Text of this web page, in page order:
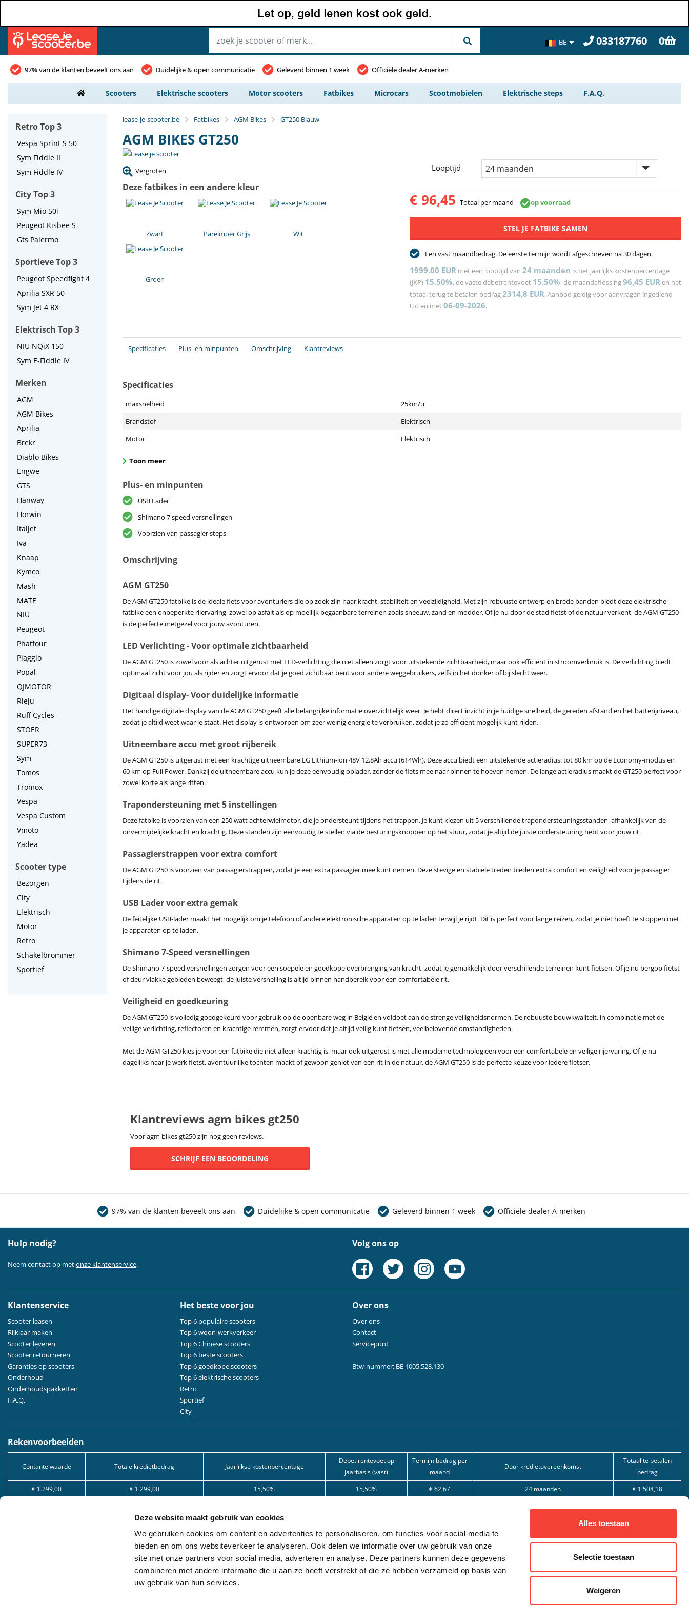
Deze website maakt gebruik van cookies
We gebruiken cookies om content en advertenties te personaliseren, om functies voor social media te
bieden en om ons websiteverkeer te analyseren. Ook delen we informatie over uw gebruik van onze
site met onze partners voor social media, adverteren en analyse. Deze partners kunnen deze gegevens
combineren met andere informatie die u aan ze heeft verstrekt of die ze hebben verzameld op basis van
uw gebruik van hun services.
Alles toestaan
Selectie toestaan
Weigeren
BE 033187760 0
97% van de klanten beveelt ons aan Duidelijke & open communicatie Geleverd binnen 1 week Officiële dealer A-merken
Scooters Elektrische scooters Motor scooters Fatbikes Microcars Scootmobielen Elektrische steps F.A.Q.
Retro Top 3
Vespa Sprint S 50
Sym Fiddle II
Sym Fiddle IV
City Top 3
Sym Mio 50i
Peugeot Kisbee S
Gts Palermo
Sportieve Top 3
Peugeot Speedfight 4
Aprilia SXR 50
Sym Jet 4 RX
Elektrisch Top 3
NIU NQiX 150
Sym E-Fiddle IV
Merken
AGM
AGM Bikes
Aprilia
Brekr
Diablo Bikes
Engwe
GTS
Hanway
Horwin
Italjet
Iva
Knaap
Kymco
Mash
MATE
NIU
Peugeot
Phatfour
Piaggio
Popal
QJMOTOR
Rieju
Ruff Cycles
STOER
SUPER73
Sym
Tomos
Tromox
Vespa
Vespa Custom
Vmoto
Yadea
Scooter type
Bezorgen
City
Elektrisch
Motor
Retro
Schakelbrommer
Sportief
lease-je-scooter.be Fatbikes AGM Bikes GT250 Blauw
AGM BIKES GT250
Vergroten
Deze fatbikes in een andere kleur
Zwart Parelmoer Grijs Wit
Groen
Looptijd
€ 96,45 Totaal per maand op voorraad
STEL JE FATBIKE SAMEN
Een vast maandbedrag. De eerste termijn wordt afgeschreven na 30 dagen.
1999.00 EUR met een looptijd van 24 maanden is het jaarlijks kostenpercentage
(JKP) 15.50%, de vaste debetrentevoet 15.50%, de maandaflossing96,45 EUR en het
totaal terug te betalen bedrag2314,8 EUR. Aanbod geldig voor aanvragen ingediend
tot en met06-09-2026.
Specificaties Plus- en minpunten Omschrijving Klantreviews
Specificaties
maxsnelheid
25km/u
Brandstof
Elektrisch
Motor
Elektrisch
Toon meer
Plus- en minpunten
USB Lader
Shimano 7 speed versnellingen
Voorzien van passagier steps
Omschrijving
AGM GT250
De AGM GT250 fatbike is de ideale fiets voor avonturiers die op zoek zijn naar kracht, stabiliteit en veelzijdigheid. Met zijn robuuste ontwerp en brede banden biedt deze elektrische
fatbike een onbeperkte rijervaring, zowel op asfalt als op moeilijk begaanbare terreinen zoals sneeuw, zand en modder. Of je nu door de stad fietst of de natuur verkent, de AGM GT250
is de perfecte metgezel voor jouw avonturen.
LED Verlichting - Voor optimale zichtbaarheid
De AGM GT250 is zowel voor als achter uitgerust met LED-verlichting die niet alleen zorgt voor uitstekende zichtbaarheid, maar ook efficiënt in stroomverbruik is. De verlichting biedt
optimaal zicht voor jou als rijder en zorgt ervoor dat je goed zichtbaar bent voor andere weggebruikers, zelfs in het donker of bij slecht weer.
Digitaal display- Voor duidelijke informatie
Het handige digitale display van de AGM GT250 geeft alle belangrijke informatie overzichtelijk weer. Je hebt direct inzicht in je huidige snelheid, de gereden afstand en het batterijniveau,
zodat je altijd weet waar je staat. Het display is ontworpen om zeer weinig energie te verbruiken, zodat je zo efficiënt mogelijk kunt rijden.
Uitneembare accu met groot rijbereik
De AGM GT250 is uitgerust met een krachtige uitneembare LG Lithium-ion 48V 12.8Ah accu (614Wh). Deze accu biedt een uitstekende actieradius: tot 80 km op de Economy-modus en
60 km op Full Power. Dankzij de uitneembare accu kun je deze eenvoudig oplader, zonder de fiets mee naar binnen te hoeven nemen. De lange actieradius maakt de GT250 perfect voor
zowel korte als lange ritten.
Trapondersteuning met 5 instellingen
Deze fatbike is voorzien van een 250 watt achterwielmotor, die je ondersteunt tijdens het trappen. Je kunt kiezen uit 5 verschillende trapondersteuningsstanden, afhankelijk van de
onvermijdelijke kracht en krachtig. Deze standen zijn eenvoudig te stellen via de besturingsknoppen op het stuur, zodat je altijd de juiste ondersteuning hebt voor jouw rit.
Passagierstrappen voor extra comfort
De AGM GT250 is voorzien van passagierstrappen, zodat je een extra passagier mee kunt nemen. Deze stevige en stabiele treden bieden extra comfort en veiligheid voor je passagier
tijdens de rit.
USB Lader voor extra gemak
De feitelijke USB-lader maakt het mogelijk om je telefoon of andere elektronische apparaten op te laden terwijl je rijdt. Dit is perfect voor lange reizen, zodat je niet hoeft te stoppen met
je apparaten op te laden.
Shimano 7-Speed versnellingen
De Shimano 7-speed versnellingen zorgen voor een soepele en goedkope overbrenging van kracht, zodat je gemakkelijk door verschillende terreinen kunt fietsen. Of je nu bergop fietst
of deur vlakke gebieden beweegt, de juiste versnelling is altijd binnen handbereik voor een comfortabele rit.
Veiligheid en goedkeuring
De AGM GT250 is volledig goedgekeurd voor gebruik op de openbare weg in België en voldoet aan de strenge veiligheidsnormen. De robuuste bouwkwaliteit, in combinatie met de
veilige verlichting, reflectoren en krachtige remmen, zorgt ervoor dat je altijd veilig kunt fietsen, veelbelovende omstandigheden.
Met de AGM GT250 kies je voor een fatbike die niet alleen krachtig is, maar ook uitgerust is met alle moderne technologieën voor een comfortabele en veilige rijervaring. Of je nu
dagelijks naar je werk fietst, avontuurlijke tochten maakt of gewoon geniet van een rit in de natuur, de AGM GT250 is de perfecte keuze voor iedere fietser.
Klantreviews agm bikes gt250
Voor agm bikes gt250 zijn nog geen reviews.
SCHRIJF EEN BEOORDELING
97% van de klanten beveelt ons aan Duidelijke & open communicatie Geleverd binnen 1 week Officiële dealer A-merken
Hulp nodig?
Neem contact op metonze klantenservice.
Volg ons op
Klantenservice
Scooter leasen
Rijklaar maken
Scooter leveren
Scooter retourneren
Garanties op scooters
Onderhoud
Onderhoudspakketten
F.A.Q.
Het beste voor jou
Top 6 populaire scooters
Top 6 woon-werkverkeer
Top 6 Chinese scooters
Top 6 beste scooters
Top 6 goedkope scooters
Top 6 elektrische scooters
Retro
Sportief
City
Over ons
Over ons
Contact
Servicepunt
Btw-nummer: BE 1005.528.130
Rekenvoorbeelden
Contante waarde Totale kredietbedrag Jaarlijkse kostenpercentage
Debet rentevoet op
jaarbasis (vast)
Termijn bedrag per
maand
Duur kredietovereenkomst
Totaal te betalen
bedrag
€ 1.299,00
€ 1.299,00 15,50% 15,50% € 62,67 24 maanden
€ 1.504,18
€ 5.049,00 12%
Kredietvorm: Lening op afbetaling, onder voorbehoud van aanvaarding van uw kredietaanvraag door één van onze partnerbanken. Kredietbemiddelaar (agent in nevenfunctie): Lease je scooter BV, Veilingstraat 49, 2320 Hoogstraten,
Zakelijke leasing: Wij bieden zakelijke leasing aan in samenwerking met verschillende partner-leasemaatschappijen. Deze formule is uitsluitend bestemd voor ondernemingen en zelfstandigen, en steeds onder voorbehoud van
goedkeuring door de betrokken leasemaatschappij.